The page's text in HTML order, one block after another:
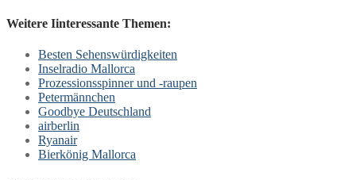
Weitere Iinteressante Themen:
Besten Sehenswürdigkeiten
Inselradio Mallorca
Prozessionsspinner und -raupen
Petermännchen
Goodbye Deutschland
airberlin
Ryanair
Bierkönig Mallorca